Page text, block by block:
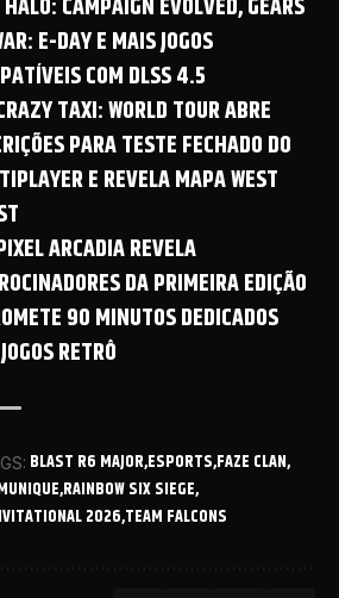
E-DAY E MAIS JOGOS
COM DLSS 4.5
TAXI: WORLD TOUR ABRE
PARA TESTE FECHADO DO
E REVELA MAPA WEST
ARCADIA REVELA
DA PRIMEIRA EDIÇÃO
90 MINUTOS DEDICADOS
RETRÔ
BLAST R6 MAJORESPORTS FAZE CLAN
RAINBOW SIX SIEGE
2026 TEAM FALCONS